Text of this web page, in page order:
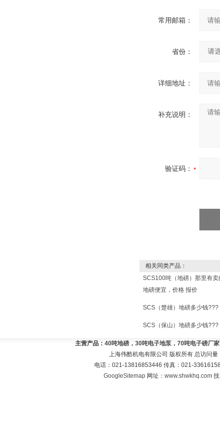
常用邮箱：
省份：
详细地址：
补充说明：
验证码：
相关同类产品：
SCS100吨（地磅）那里有
地磅便宜，价格 报价
SCS（楚雄）地磅多少钱???
SCS（保山）地磅多少钱???
主营产品： 40吨地磅，30吨电子地泵，70吨电子磅厂
上海伟酷机电有限公司 版权所有 总访问量
电话：021-13816853446 传真：021-
GoogleSitemap 网址：www.shwkhq.com